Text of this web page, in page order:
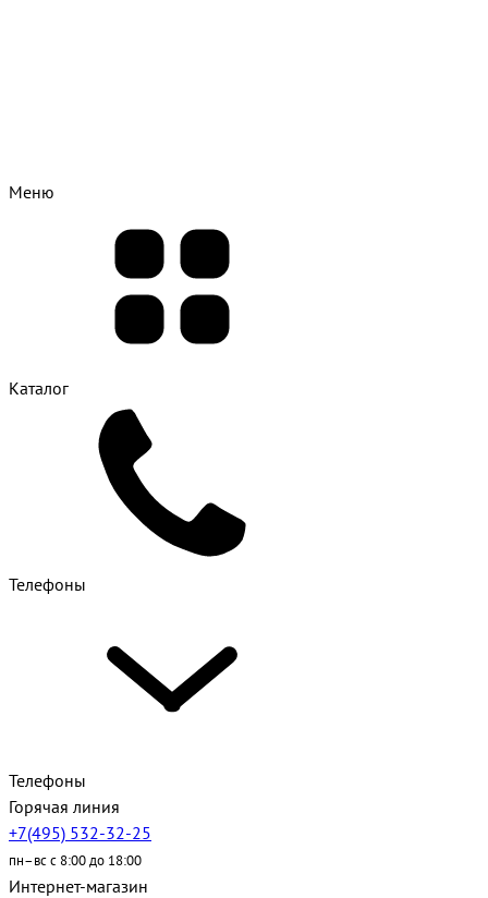
Меню
Каталог
Телефоны
Телефоны
Горячая линия
+7(495) 532-32-25
пн–вс с 8:00 до 18:00
Интернет-магазин